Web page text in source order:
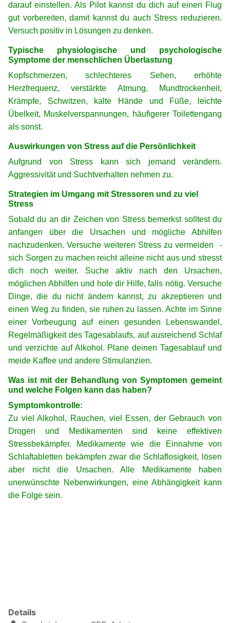
darauf einstellen. Als Pilot kannst du dich auf einen Flug
gut vorbereiten, damit kannst du auch Stress reduzieren.
Versuch positiv in Lösungen zu denken.
Typische physiologische und psychologische
Symptome der menschlichen Überlastung
Kopfschmerzen, schlechteres Sehen, erhöhte
Herzfrequenz, verstärkte Atmung, Mundtrockenheit,
Krämpfe, Schwitzen, kalte Hände und Füße, leichte
Übelkeit, Muskelverspannungen, häufigerer Toilettengang
als sonst.
Auswirkungen von Stress auf die Persönlichkeit
Aufgrund von Stress kann sich jemand verändern.
Aggressivität und Suchtverhalten nehmen zu.
Strategien im Umgang mit Stressoren und zu viel
Stress
Sobald du an dir Zeichen von Stress bemerkst solltest du
anfangen über die Ursachen und mögliche Abhilfen
nachzudenken. Versuche weiteren Stress zu vermeiden -
sich Sorgen zu machen reicht alleine nicht aus und stresst
dich noch weiter. Suche aktiv nach den Ursachen,
möglichen Abhilfen und hole dir Hilfe, falls nötig. Versuche
Dinge, die du nicht ändern kannst, zu akzeptieren und
einen Weg zu finden, sie ruhen zu lassen. Achte im Sinne
einer Vorbeugung auf einen gesunden Lebenswandel,
Regelmäßigkeit des Tagesablaufs, auf ausreichend Schlaf
und verzichte auf Alkohol. Plane deinen Tagesablauf und
meide Kaffee und andere Stimulanzien.
Was ist mit der Behandlung von Symptomen gemeint
und welche Folgen kann das haben?
Symptomkontrolle:
Zu viel Alkohol, Rauchen, viel Essen, der Gebrauch von
Drogen und Medikamenten sind keine effektiven
Stressbekämpfer. Medikamente wie die Einnahme von
Schlaftabletten bekämpfen zwar die Schlaflosigkeit, lösen
aber nicht die Ursachen. Alle Medikamente haben
unerwünschte Nebenwirkungen, eine Abhängigkeit kann
die Folge sein.
Details